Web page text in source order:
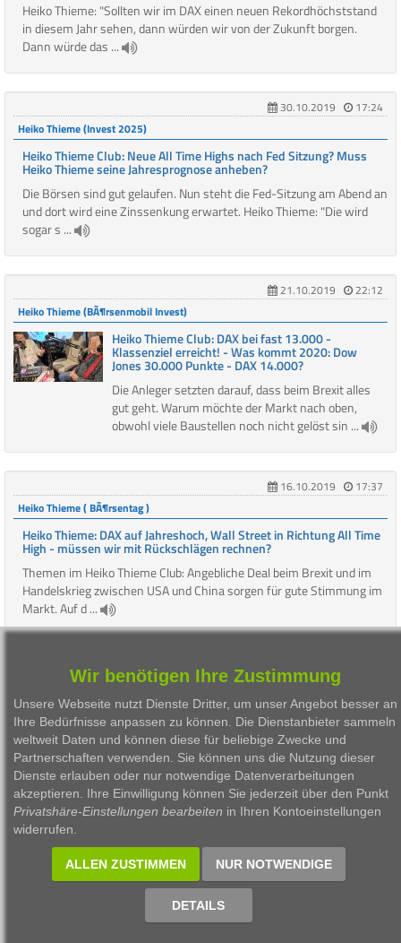
Heiko Thieme: "Sollten wir im DAX einen neuen Rekordhöchststand
in diesem Jahr sehen, dann würden wir von der Zukunft borgen.
Dann würde das ...
30.10.2019
17:24
Heiko Thieme (Invest 2025)
Heiko Thieme Club: Neue All Time Highs nach Fed Sitzung? Muss
Heiko Thieme seine Jahresprognose anheben?
Die Börsen sind gut gelaufen. Nun steht die Fed-Sitzung am Abend an
und dort wird eine Zinssenkung erwartet. Heiko Thieme: "Die wird
sogar s ...
21.10.2019
22:12
Heiko Thieme (BÃ¶rsenmobil Invest)
Heiko Thieme Club: DAX bei fast 13.000 -
Klassenziel erreicht! - Was kommt 2020: Dow
Jones 30.000 Punkte - DAX 14.000?
Die Anleger setzten darauf, dass beim Brexit alles
gut geht. Warum möchte der Markt nach oben,
obwohl viele Baustellen noch nicht gelöst sin ...
16.10.2019
17:37
Heiko Thieme ( BÃ¶rsentag )
Heiko Thieme: DAX auf Jahreshoch, Wall Street in Richtung All Time
High - müssen wir mit Rückschlägen rechnen?
Themen im Heiko Thieme Club: Angebliche Deal beim Brexit und im
Handelskrieg zwischen USA und China sorgen für gute Stimmung im
Markt. Auf d ...
3 4 5 6 7 8 9 10 11
13
14 15 16 17 18 19 20 21
22
23
1999 - 2026 Börsen Radio Network AG
Wir benötigen Ihre Zustimmung
Unsere Webseite nutzt Dienste Dritter, um unser Angebot besser an
Ihre Bedürfnisse anpassen zu können. Die Dienstanbieter sammeln
weltweit Daten und können diese für beliebige Zwecke und
Partnerschaften verwenden. Sie können uns die Nutzung dieser
Dienste erlauben oder nur notwendige Datenverarbeitungen
akzeptieren. Ihre Einwilligung können Sie jederzeit über den Punkt
Privatshäre-Einstellungen bearbeiten in Ihren Kontoeinstellungen
widerrufen.
ALLEN ZUSTIMMEN NUR NOTWENDIGE
DETAILS